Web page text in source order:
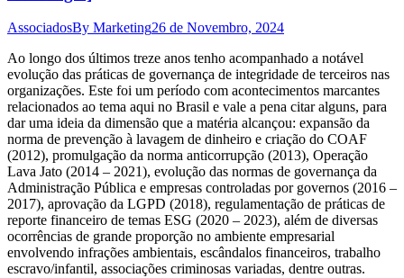
AssociadosBy Marketing26 de Novembro, 2024
Ao longo dos últimos treze anos tenho acompanhado a notável
evolução das práticas de governança de integridade de terceiros nas
organizações. Este foi um período com acontecimentos marcantes
relacionados ao tema aqui no Brasil e vale a pena citar alguns, para
dar uma ideia da dimensão que a matéria alcançou: expansão da
norma de prevenção à lavagem de dinheiro e criação do COAF
(2012), promulgação da norma anticorrupção (2013), Operação
Lava Jato (2014 – 2021), evolução das normas de governança da
Administração Pública e empresas controladas por governos (2016 –
2017), aprovação da LGPD (2018), regulamentação de práticas de
reporte financeiro de temas ESG (2020 – 2023), além de diversas
ocorrências de grande proporção no ambiente empresarial
envolvendo infrações ambientais, escândalos financeiros, trabalho
escravo/infantil, associações criminosas variadas, dentre outras.